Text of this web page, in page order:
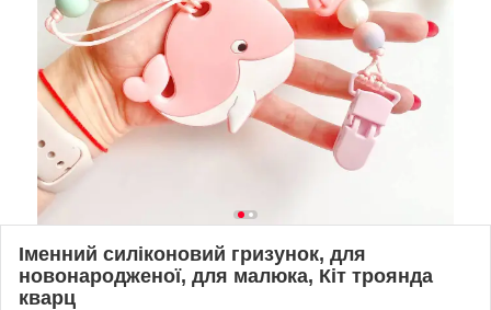
Іменний силіконовий гризунок, для
новонародженої, для малюка, Кіт троянда
кварц